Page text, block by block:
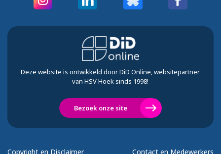
Deze website is ontwikkeld door DiD Online, websitepartner
van HSV Hoek sinds 1998!
Bezoek onze site
Copyright en Disclaimer Contact en Medewerkers